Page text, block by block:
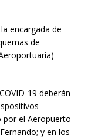
encargada de
de
19 deberán
por el Aeropuerto
y en los